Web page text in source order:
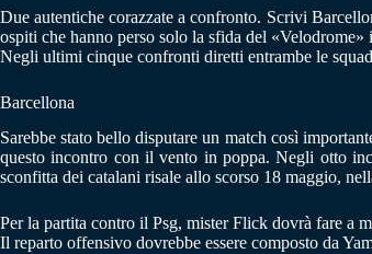
Due autentiche corazzate a confronto. Scrivi
ospiti che hanno perso solo la sfida del
Negli ultimi cinque confronti diretti entrambe le
Barcellona
Sarebbe stato bello disputare un match così
questo incontro con il vento in poppa. Negli otto
sconfitta dei catalani risale allo scorso 18 maggio,
Per la partita contro il Psg, mister Flick dovrà fare a
Il reparto offensivo dovrebbe essere composto da